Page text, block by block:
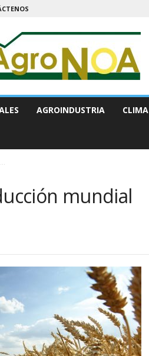
AGROINDUSTRIA CLIMA
mundial